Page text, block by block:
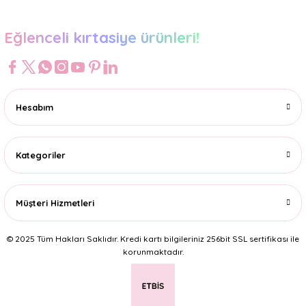
Eğlenceli kırtasiye ürünleri!
Hesabım
Kategoriler
Müşteri Hizmetleri
© 2025 Tüm Hakları Saklıdır. Kredi kartı bilgileriniz 256bit SSL sertifikası ile
korunmaktadır.